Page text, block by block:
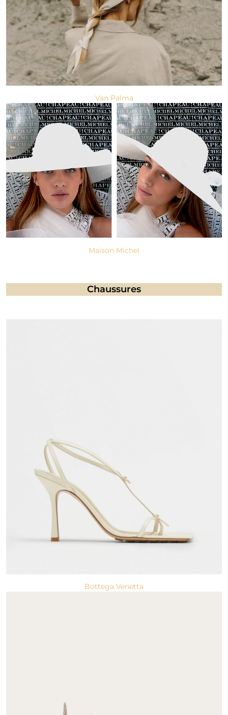
Van Palma
Maison Michel
Chaussures
Bottega Venetta